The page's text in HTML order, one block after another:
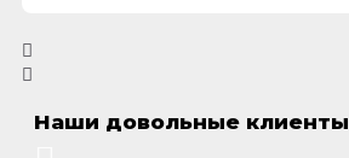
Наши довольные клиенты